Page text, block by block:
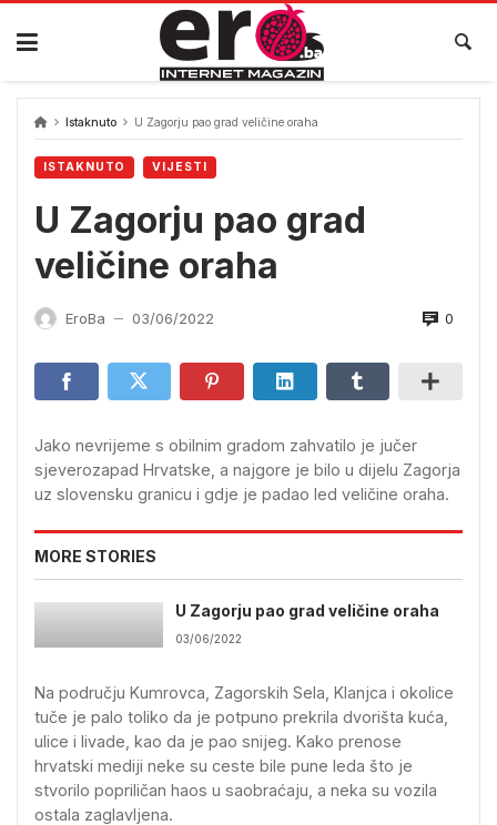
Skip
content
Istaknuto U Zagorju pao grad veličine oraha
ISTAKNUTO VIJESTI
U Zagorju pao grad
veličine oraha
EroBa — 03/06/2022 0
Jako nevrijeme s obilnim gradom zahvatilo je jučer
sjeverozapad Hrvatske, a najgore je bilo u dijelu Zagorja
uz slovensku granicu i gdje je padao led veličine oraha.
MORE STORIES
U Zagorju pao grad veličine oraha
03/06/2022
Na području Kumrovca, Zagorskih Sela, Klanjca i okolice
tuče je palo toliko da je potpuno prekrila dvorišta kuća,
ulice i livade, kao da je pao snijeg. Kako prenose
hrvatski mediji neke su ceste bile pune leda što je
stvorilo popriličan haos u saobraćaju, a neka su vozila
ostala zaglavljena.